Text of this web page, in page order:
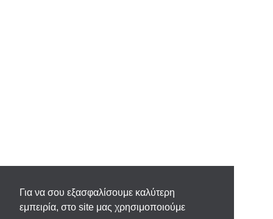
Για να σου εξασφαλίσουμε καλύτερη
εμπειρία, στο site μας χρησιμοποιούμε